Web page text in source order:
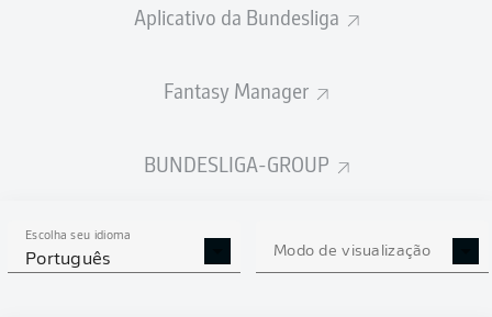
Aplicativo da Bundesliga
Fantasy Manager
BUNDESLIGA-GROUP
Escolha seu idioma
Português Modo de visualização
Daniel Heuer Fernandes
Jonas Meffert